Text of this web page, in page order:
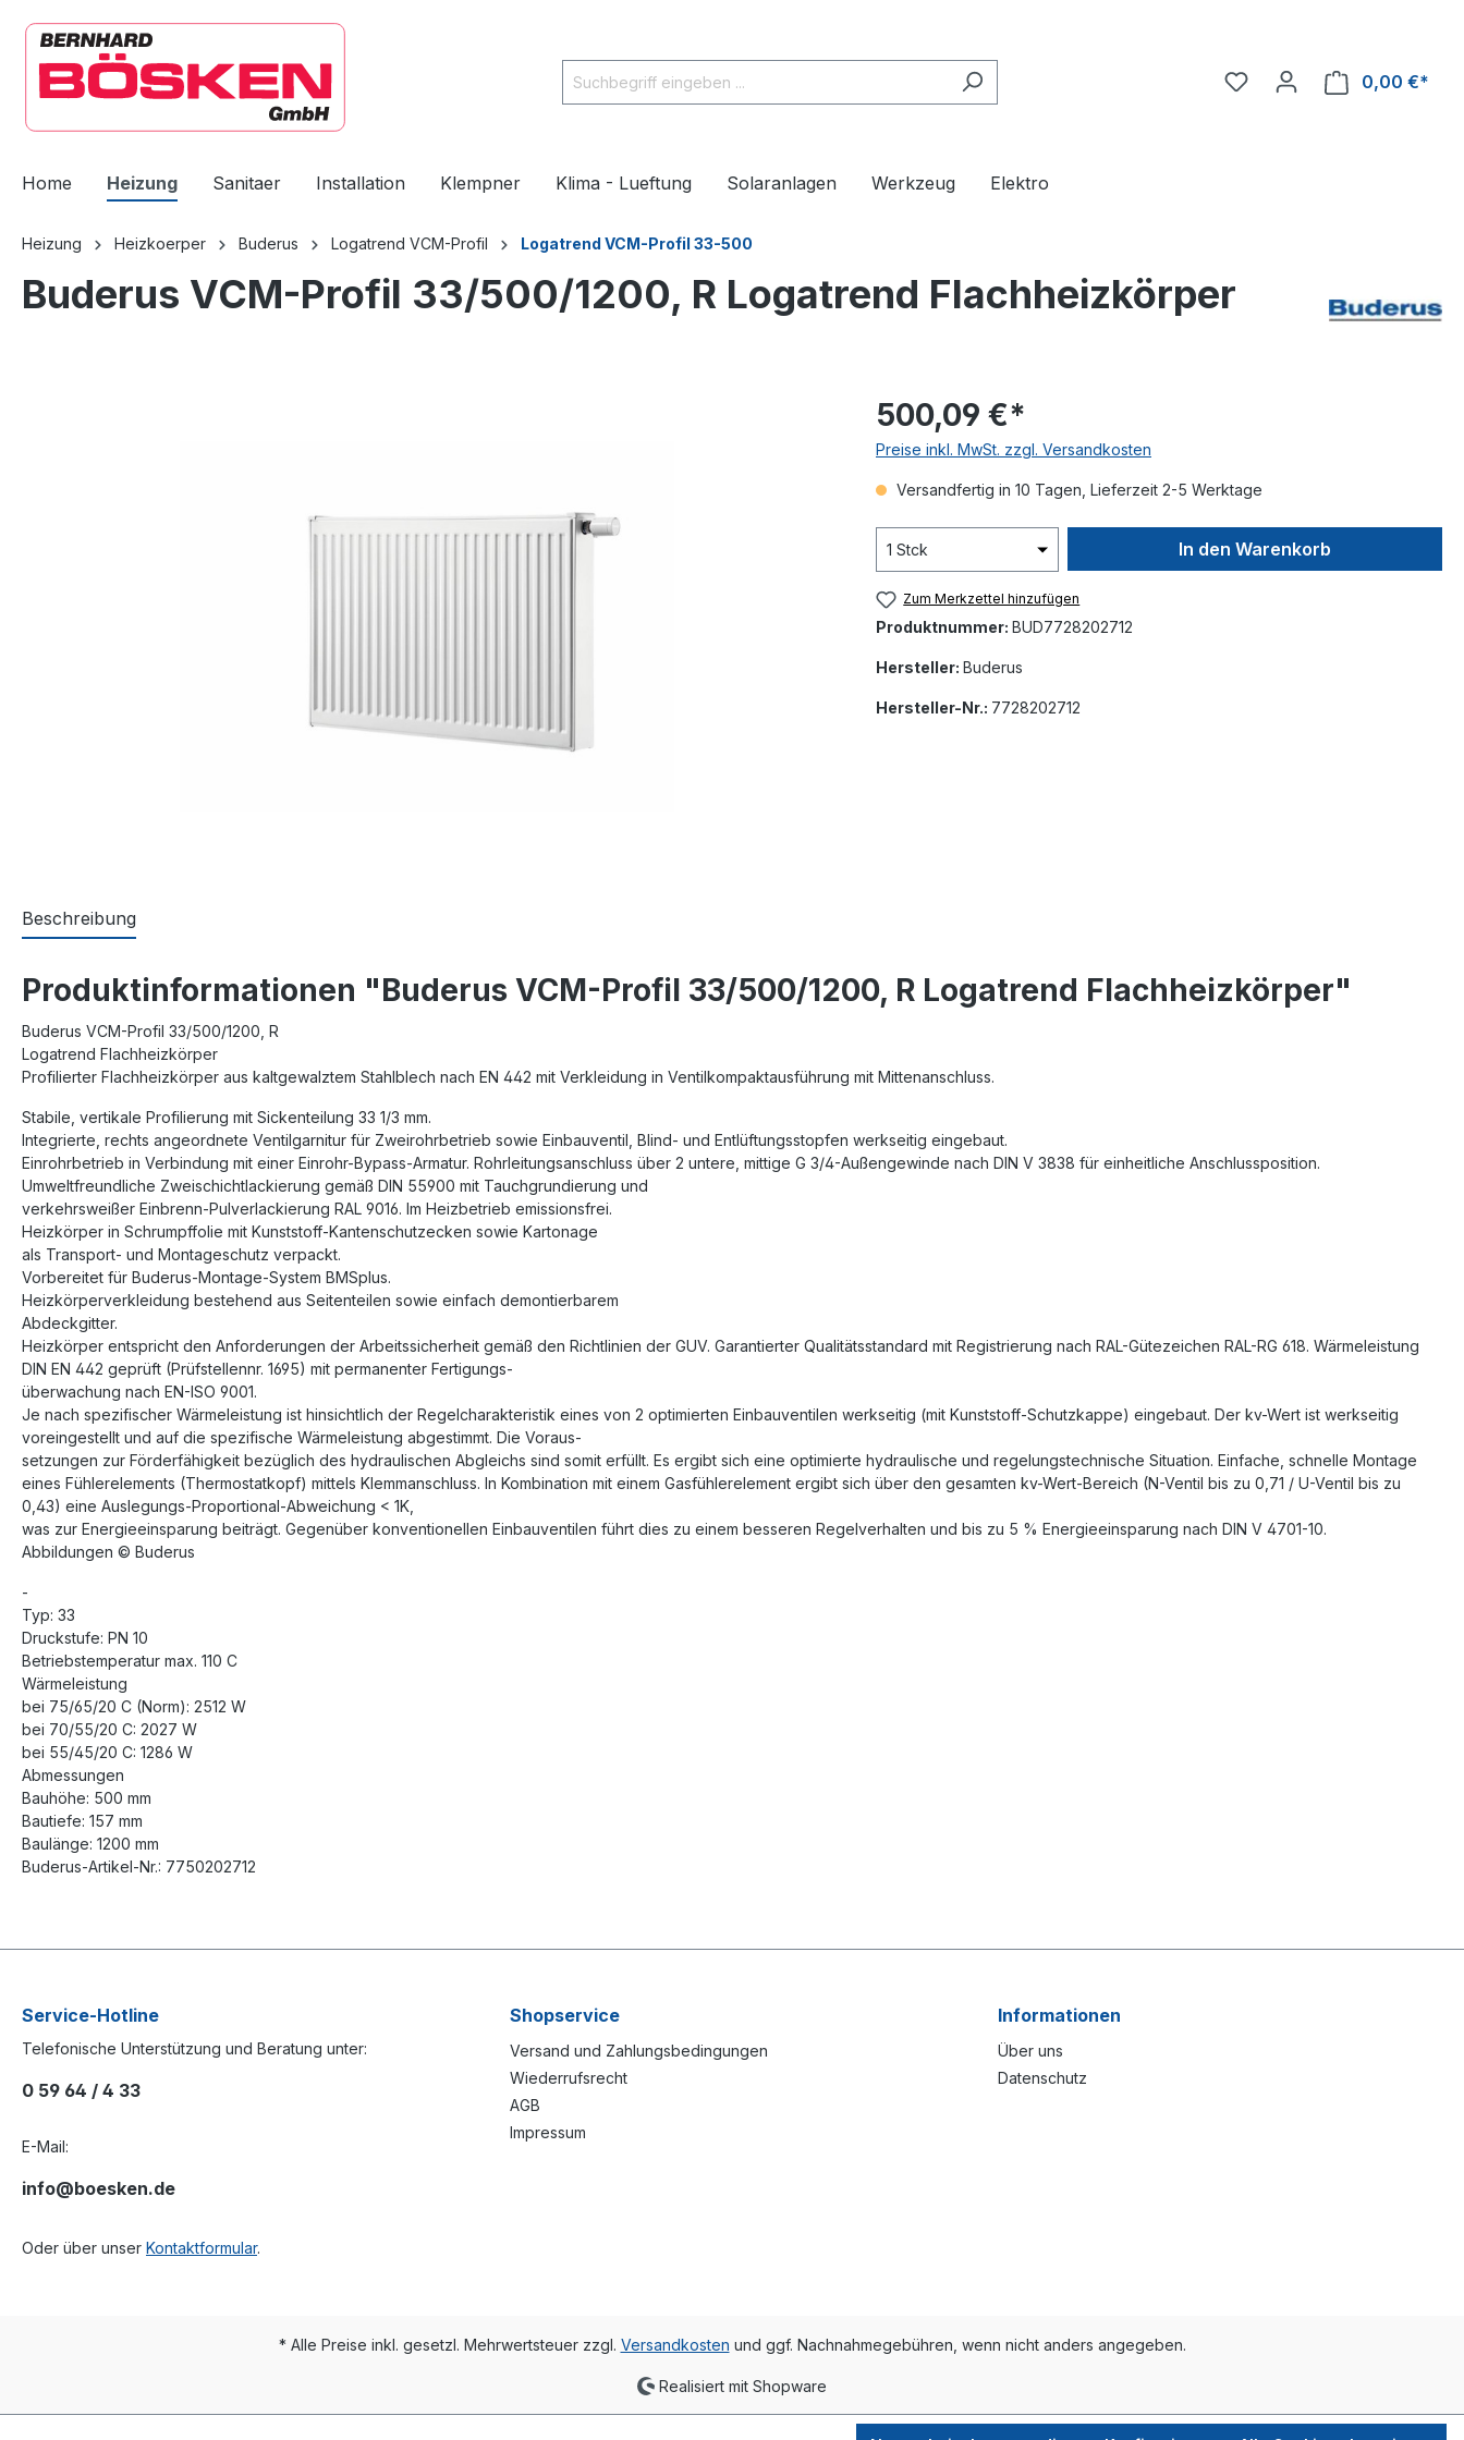
Zur Hauptnavigation springen
0,00 €*
Home Heizung Sanitaer Installation Klempner Klima - Lueftung Solaranlagen Werkzeug Elektro
Heizung Heizkoerper Buderus Logatrend VCM-Profil Logatrend VCM-Profil 33-500
Buderus VCM-Profil 33/500/1200, R Logatrend Flachheizkörper
500,09 €*
Preise inkl. MwSt. zzgl. Versandkosten
Versandfertig in 10 Tagen, Lieferzeit 2-5 Werktage
In den Warenkorb
Zum Merkzettel hinzufügen
Produktnummer: BUD7728202712
Hersteller: Buderus
Hersteller-Nr.: 7728202712
Beschreibung
Produktinformationen "Buderus VCM-Profil 33/500/1200, R Logatrend Flachheizkörper"
Buderus VCM-Profil 33/500/1200, R
Logatrend Flachheizkörper
Profilierter Flachheizkörper aus kaltgewalztem Stahlblech nach EN 442 mit Verkleidung in Ventilkompaktausführung mit Mittenanschluss.
Stabile, vertikale Profilierung mit Sickenteilung 33 1/3 mm.
Integrierte, rechts angeordnete Ventilgarnitur für Zweirohrbetrieb sowie Einbauventil, Blind- und Entlüftungsstopfen werkseitig eingebaut.
Einrohrbetrieb in Verbindung mit einer Einrohr-Bypass-Armatur. Rohrleitungsanschluss über 2 untere, mittige G 3/4-Außengewinde nach DIN V 3838 für einheitliche Anschlussposition.
Umweltfreundliche Zweischichtlackierung gemäß DIN 55900 mit Tauchgrundierung und
verkehrsweißer Einbrenn-Pulverlackierung RAL 9016. Im Heizbetrieb emissionsfrei.
Heizkörper in Schrumpffolie mit Kunststoff-Kantenschutzecken sowie Kartonage
als Transport- und Montageschutz verpackt.
Vorbereitet für Buderus-Montage-System BMSplus.
Heizkörperverkleidung bestehend aus Seitenteilen sowie einfach demontierbarem
Abdeckgitter.
Heizkörper entspricht den Anforderungen der Arbeitssicherheit gemäß den Richtlinien der GUV. Garantierter Qualitätsstandard mit Registrierung nach RAL-Gütezeichen RAL-RG 618. Wärmeleistung
DIN EN 442 geprüft (Prüfstellennr. 1695) mit permanenter Fertigungs-
überwachung nach EN-ISO 9001.
Je nach spezifischer Wärmeleistung ist hinsichtlich der Regelcharakteristik eines von 2 optimierten Einbauventilen werkseitig (mit Kunststoff-Schutzkappe) eingebaut. Der kv-Wert ist werkseitig
voreingestellt und auf die spezifische Wärmeleistung abgestimmt. Die Voraus-
setzungen zur Förderfähigkeit bezüglich des hydraulischen Abgleichs sind somit erfüllt. Es ergibt sich eine optimierte hydraulische und regelungstechnische Situation. Einfache, schnelle Montage
eines Fühlerelements (Thermostatkopf) mittels Klemmanschluss. In Kombination mit einem Gasfühlerelement ergibt sich über den gesamten kv-Wert-Bereich (N-Ventil bis zu 0,71 / U-Ventil bis zu
0,43) eine Auslegungs-Proportional-Abweichung < 1K,
was zur Energieeinsparung beiträgt. Gegenüber konventionellen Einbauventilen führt dies zu einem besseren Regelverhalten und bis zu 5 % Energieeinsparung nach DIN V 4701-10.
Abbildungen © Buderus
-
Typ: 33
Druckstufe: PN 10
Betriebstemperatur max. 110 C
Wärmeleistung
bei 75/65/20 C (Norm): 2512 W
bei 70/55/20 C: 2027 W
bei 55/45/20 C: 1286 W
Abmessungen
Bauhöhe: 500 mm
Bautiefe: 157 mm
Baulänge: 1200 mm
Buderus-Artikel-Nr.: 7750202712
Service-Hotline
Telefonische Unterstützung und Beratung unter:
0 59 64 / 4 33
E-Mail:
info@boesken.de
Oder über unser Kontaktformular.
Shopservice
Versand und Zahlungsbedingungen
Wiederrufsrecht
AGB
Impressum
Informationen
Über uns
Datenschutz
* Alle Preise inkl. gesetzl. Mehrwertsteuer zzgl. Versandkosten und ggf. Nachnahmegebühren, wenn nicht anders angegeben.
Realisiert mit Shopware